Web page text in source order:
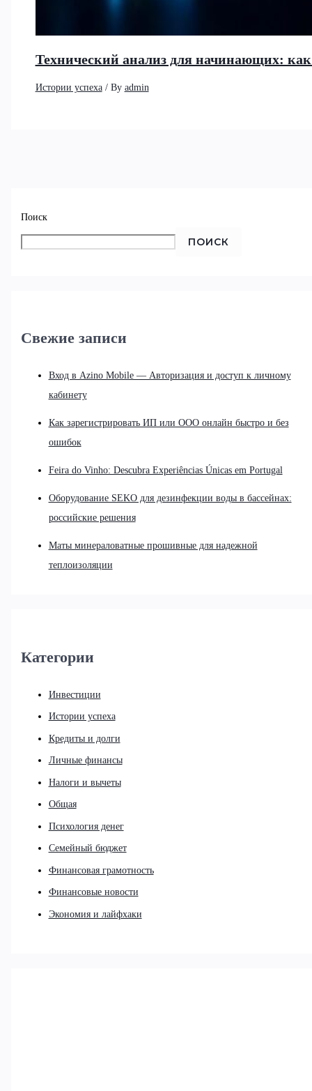
Поиск
ПОИСК
Свежие записи
Вход в Azino Mobile — Авторизация и доступ к личному
кабинету
Как зарегистрировать ИП или ООО онлайн быстро и без
ошибок
Feira do Vinho: Descubra Experiências Únicas em Portugal
Оборудование SEKO для дезинфекции воды в бассейнах:
российские решения
Маты минераловатные прошивные для надежной
теплоизоляции
Категории
Инвестиции
Истории успеха
Кредиты и долги
Личные финансы
Налоги и вычеты
Общая
Психология денег
Семейный бюджет
Финансовая грамотность
Финансовые новости
Экономия и лайфхаки
Технический анализ для начинающих:
Истории успеха/ By admin